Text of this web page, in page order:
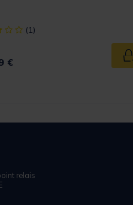
Object] out of 5 Customer Rating
(1)
€
relais